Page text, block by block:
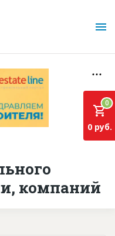
компаний
0
0 руб.